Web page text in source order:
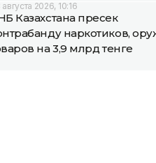
2026, 10:16
Казахстана пресек
наркотиков,
на 3,9 млрд тенге